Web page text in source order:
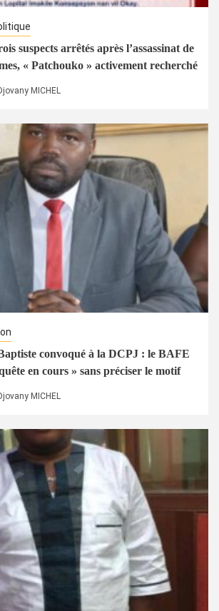
suspects arrêtés après l’assassinat de
« Patchouko » activement recherché
MICHEL
convoqué à la DCPJ : le BAFE
en cours » sans préciser le motif
MICHEL